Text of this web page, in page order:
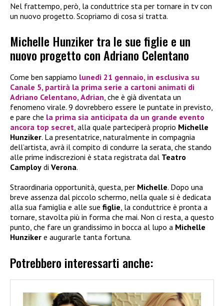
Nel frattempo, però, la conduttrice sta per tornare in tv con
un nuovo progetto. Scopriamo di cosa si tratta.
Michelle Hunziker tra le sue figlie e un
nuovo progetto con Adriano Celentano
Come ben sappiamo lunedì 21 gennaio, in esclusiva su
Canale 5, partirà la prima serie a cartoni animati di
Adriano Celentano,Adrian, che è già diventata un
fenomeno virale. 9 dovrebbero essere le puntate in previsto,
e pare che la prima sia anticipata da un grande evento
ancora top secret, alla quale parteciperà proprio Michelle
Hunziker. La presentatrice, naturalmente in compagnia
dell’artista, avrà il compito di condurre la serata, che stando
alle prime indiscrezioni è stata registrata dal Teatro
Camploy di Verona.
Straordinaria opportunità, questa, per Michelle. Dopo una
breve assenza dal piccolo schermo, nella quale si è dedicata
alla sua famiglia e alle sue figlie, la conduttrice è pronta a
tornare, stavolta più in forma che mai. Non ci resta, a questo
punto, che fare un grandissimo in bocca al lupo a Michelle
Hunziker e augurarle tanta fortuna.
Potrebbero interessarti anche: